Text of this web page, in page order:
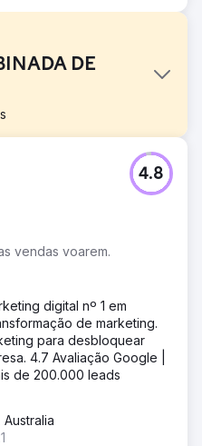
DE
da Komerco e elevar a
o fornecedor líder de
com o cliente na
a serem
A Soup adicionou
para
e testou campanhas de
a opção perfeita.
CONVERSÃO NO AO
vendas voarem.
4.8
digital nº 1 em
de marketing.
para desbloquear
4.7 Avaliação Google |
de 200.000 leads